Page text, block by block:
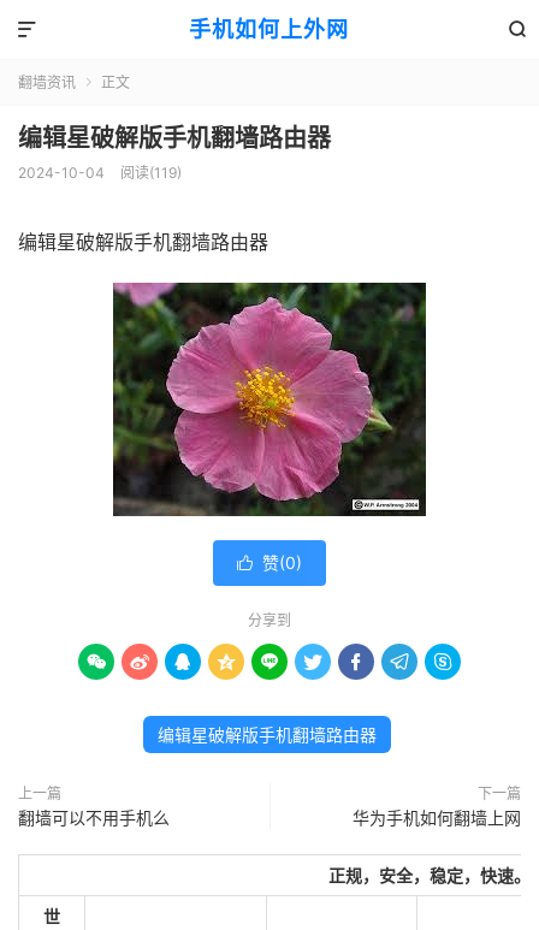
手机如何上外网 

翻墙资讯  正文
编辑星破解版手机翻墙路由器
2024-10-04 阅读(119)
编辑星破解版手机翻墙路由器
 赞(0)
分享到
        
编辑星破解版手机翻墙路由器
上一篇
翻墙可以不用手机么
下一篇
华为手机如何翻墙上网
正规，安全，稳定，快速。
世